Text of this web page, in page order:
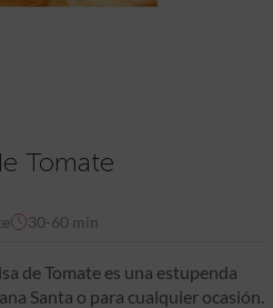
Tomate
30-60 min
de Tomate es una estupenda
Santa o para cualquier ocasión.